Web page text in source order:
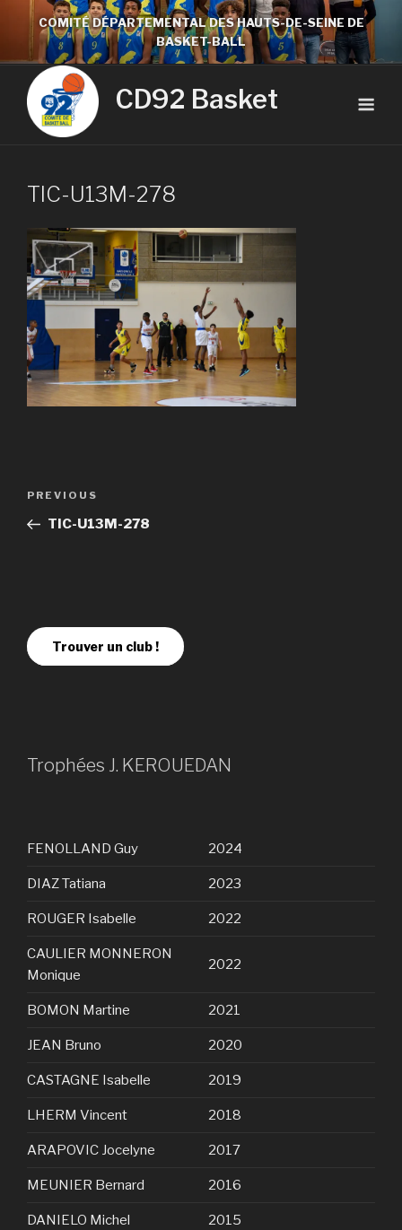
COMITÉ DÉPARTEMENTAL DES HAUTS-DE-SEINE DE
BASKET-BALL
CD92 Basket
TIC-U13M-278
PREVIOUS
TIC-U13M-278
Trouver un club !
Trophées J. KEROUEDAN
FENOLLAND Guy 2024
DIAZ Tatiana 2023
ROUGER Isabelle 2022
CAULIER MONNERON
Monique
2022
BOMON Martine 2021
JEAN Bruno 2020
CASTAGNE Isabelle 2019
LHERM Vincent 2018
ARAPOVIC Jocelyne 2017
MEUNIER Bernard 2016
DANIELO Michel 2015